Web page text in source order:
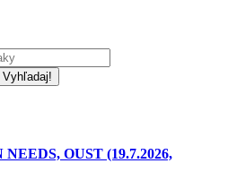
OUST (19.7.2026,